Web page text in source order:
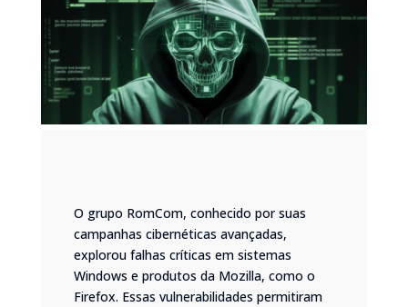
O grupo RomCom, conhecido por suas
campanhas cibernéticas avançadas,
explorou falhas críticas em sistemas
Windows e produtos da Mozilla, como o
Firefox. Essas vulnerabilidades permitiram